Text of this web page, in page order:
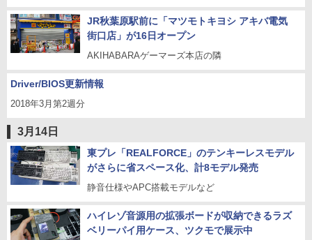
JR秋葉原駅前に「マツモトキヨシ アキバ電気
街口店」が16日オープン
AKIHABARAゲーマーズ本店の隣
Driver/BIOS更新情報
2018年3月第2週分
3月14日
東プレ「REALFORCE」のテンキーレスモデル
がさらに省スペース化、計8モデル発売
静音仕様やAPC搭載モデルなど
ハイレゾ音源用の拡張ボードが収納できるラズ
ベリーパイ用ケース、ツクモで展示中